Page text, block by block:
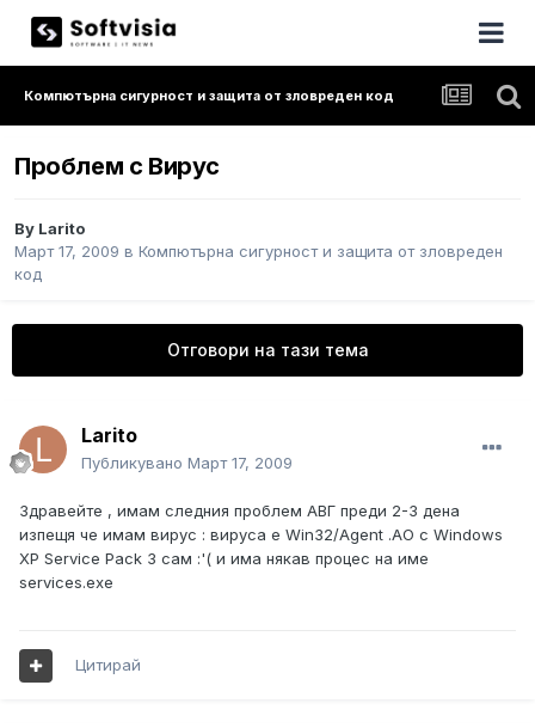
Компютърна сигурност и защита от зловреден код
Проблем с Вирус
By Larito
Март 17, 2009 в Компютърна сигурност и защита от зловреден
код
Отговори на тази тема
Larito
Публикувано Март 17, 2009
Здравейте , имам следния проблем АВГ преди 2-3 дена
изпещя че имам вирус : вируса е Win32/Agent .AO с Windows
XP Service Pack 3 сам :'( и има някав процес на име
services.exe
Цитирай